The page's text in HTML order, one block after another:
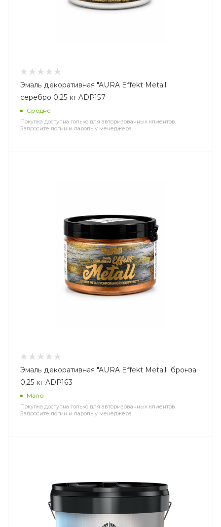
Эмаль декоративная "AURA Effekt Metall"
серебро 0,25 кг ADP157
Средне
Покупка доступна только для авторизованных клиентов.
Запросите логин и пароль у менеджера.
Эмаль декоративная "AURA Effekt Metall" бронза
0,25 кг ADP163
Мало
Покупка доступна только для авторизованных клиентов.
Запросите логин и пароль у менеджера.